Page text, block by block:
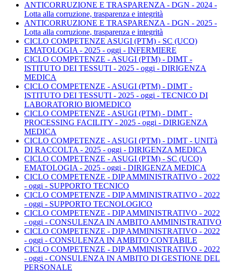
ANTICORRUZIONE E TRASPARENZA - DGN - 2024 -
Lotta alla corruzione, trasparenza e integrità
ANTICORRUZIONE E TRASPARENZA - DGN - 2025 -
Lotta alla corruzione, trasparenza e integrità
CICLO COMPETENZE ASUGI (PTM) - SC (UCO)
EMATOLOGIA - 2025 - oggi - INFERMIERE
CICLO COMPETENZE - ASUGI (PTM) - DIMT -
ISTITUTO DEI TESSUTI - 2025 - oggi - DIRIGENZA
MEDICA
CICLO COMPETENZE - ASUGI (PTM) - DIMT -
ISTITUTO DEI TESSUTI - 2025 - oggi - TECNICO DI
LABORATORIO BIOMEDICO
CICLO COMPETENZE - ASUGI (PTM) - DIMT -
PROCESSING FACILITY - 2025 - oggi - DIRIGENZA
MEDICA
CICLO COMPETENZE - ASUGI (PTM) - DIMT - UNITà
DI RACCOLTA - 2025 - oggi - DIRIGENZA MEDICA
CICLO COMPETENZE - ASUGI (PTM) - SC (UCO)
EMATOLOGIA - 2025 - oggi - DIRIGENZA MEDICA
CICLO COMPETENZE - DIP AMMINISTRATIVO - 2022
- oggi - SUPPORTO TECNICO
CICLO COMPETENZE - DIP AMMINISTRATIVO - 2022
- oggi - SUPPORTO TECNOLOGICO
CICLO COMPETENZE - DIP AMMINISTRATIVO - 2022
- oggi - CONSULENZA IN AMBITO AMMINISTRATIVO
CICLO COMPETENZE - DIP AMMINISTRATIVO - 2022
- oggi - CONSULENZA IN AMBITO CONTABILE
CICLO COMPETENZE - DIP AMMINISTRATIVO - 2022
- oggi - CONSULENZA IN AMBITO DI GESTIONE DEL
PERSONALE